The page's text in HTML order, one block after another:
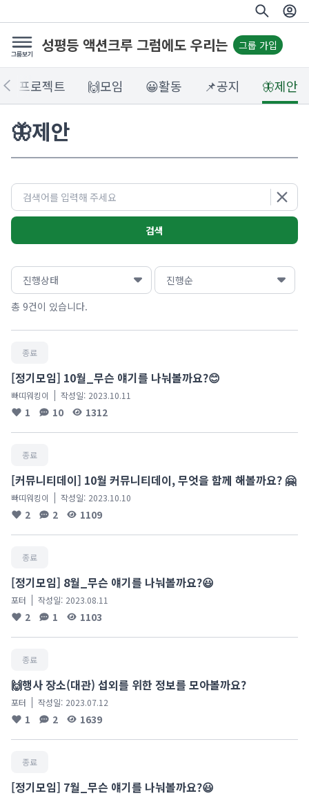
성평등 액션크루 그럼에도 우리는 그룹 가입
프로젝트 🙌모임 😀활동 📌공지 🦋제안
🦋제안
검색
총 9건이 있습니다.
종료
[정기모임] 10월_무슨 얘기를 나눠볼까요?😊
빠띠워킹이 작성일: 2023.10.11
1 10 1312
종료
[커뮤니티데이] 10월 커뮤니티데이, 무엇을 함께 해볼까요? 🤗
빠띠워킹이 작성일: 2023.10.10
2 2 1109
종료
[정기모임] 8월_무슨 얘기를 나눠볼까요?😃
포터 작성일: 2023.08.11
2 1 1103
종료
🙌행사 장소(대관) 섭외를 위한 정보를 모아볼까요?
포터 작성일: 2023.07.12
1 2 1639
종료
[정기모임] 7월_무슨 얘기를 나눠볼까요?😃